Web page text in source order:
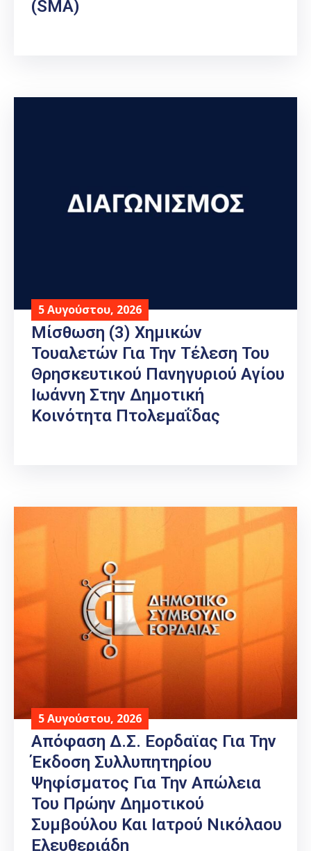
(SMA)
5 Αυγούστου, 2026
Μίσθωση (3) Χημικών
Τουαλετών Για Την Τέλεση Του
Θρησκευτικού Πανηγυριού Αγίου
Ιωάννη Στην Δημοτική
Κοινότητα Πτολεμαΐδας
5 Αυγούστου, 2026
Απόφαση Δ.Σ. Εορδαϊας Για Την
Έκδοση Συλλυπητηρίου
Ψηφίσματος Για Την Απώλεια
Του Πρώην Δημοτικού
Συμβούλου Και Ιατρού Νικόλαου
Ελευθεριάδη